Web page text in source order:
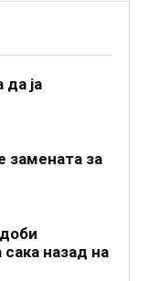
ја
замената за
назад на